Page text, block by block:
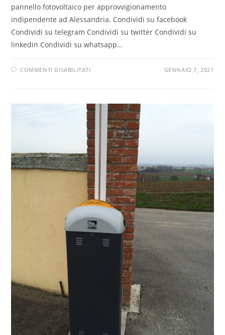
pannello fotovoltaico per approvvigionamento
indipendente ad Alessandria. Condividi su facebook
Condividi su telegram Condividi su twitter Condividi su
linkedin Condividi su whatsapp…
COMMENTI DISABILITATI GENNAIO 7, 2021